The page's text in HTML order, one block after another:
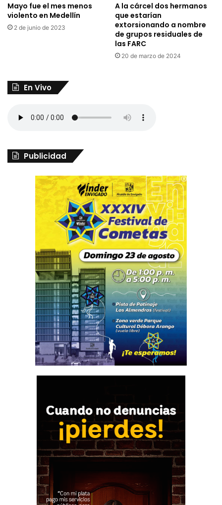
Mayo fue el mes menos
violento en Medellín
2 de junio de 2023
A la cárcel dos hermanos
que estarían
extorsionando a nombre
de grupos residuales de
las FARC
20 de marzo de 2024
En Vivo
Publicidad